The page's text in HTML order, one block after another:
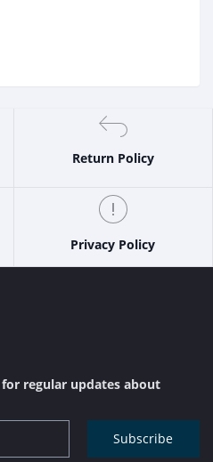
Return Policy
Privacy Policy
regular updates about
Subscribe